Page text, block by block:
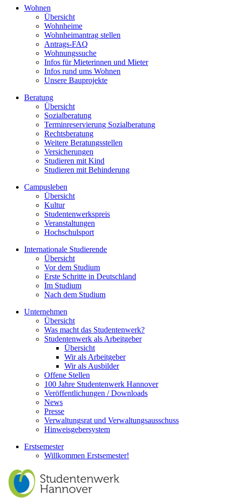
Wohnen
Übersicht
Wohnheime
Wohnheimantrag stellen
Antrags-FAQ
Wohnungssuche
Infos für Mieterinnen und Mieter
Infos rund ums Wohnen
Unsere Bauprojekte
Beratung
Übersicht
Sozialberatung
Terminreservierung Sozialberatung
Rechtsberatung
Weitere Beratungsstellen
Versicherungen
Studieren mit Kind
Studieren mit Behinderung
Campusleben
Übersicht
Kultur
Studentenwerkspreis
Veranstaltungen
Hochschulsport
Internationale Studierende
Übersicht
Vor dem Studium
Erste Schritte in Deutschland
Im Studium
Nach dem Studium
Unternehmen
Übersicht
Was macht das Studentenwerk?
Studentenwerk als Arbeitgeber
Übersicht
Wir als Arbeitgeber
Wir als Ausbilder
Offene Stellen
100 Jahre Studentenwerk Hannover
Veröffentlichungen / Downloads
News
Presse
Verwaltungsrat und Verwaltungsausschuss
Hinweisgebersystem
Erstsemester
Willkommen Erstsemester!